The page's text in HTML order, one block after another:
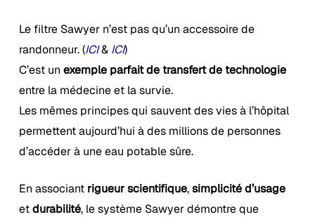
Le filtre Sawyer n’est pas qu’un accessoire de
randonneur.(ICI& ICI)
C’est un exemple parfait de transfert de technologie
entre la médecine et la survie.
Les mêmes principes qui sauvent des vies à l’hôpital
permettent aujourd’hui à des millions de personnes
d’accéder à une eau potable sûre.
En associant rigueur scientifique,simplicité d’usage
etdurabilité, le système Sawyer démontre que